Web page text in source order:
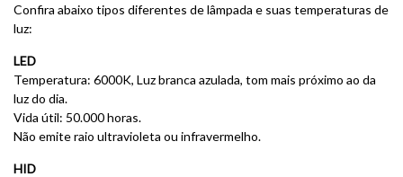
Confira abaixo tipos diferentes de lâmpada e suas temperaturas de
luz:
LED
Temperatura: 6000K, Luz branca azulada, tom mais próximo ao da
luz do dia.
Vida útil: 50.000 horas.
Não emite raio ultravioleta ou infravermelho.
HID